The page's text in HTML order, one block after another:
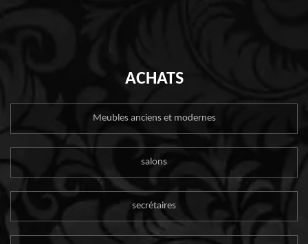
ACHATS
Meubles anciens et modernes
salons
secrétaires